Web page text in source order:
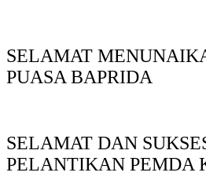
SELAMAT
PUASA BAPRIDA
SELAMAT DAN
PELANTIKAN PEMDA